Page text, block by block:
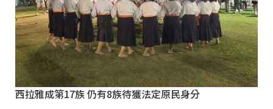
西拉雅成第17族 仍有8族待獲法定原民身分